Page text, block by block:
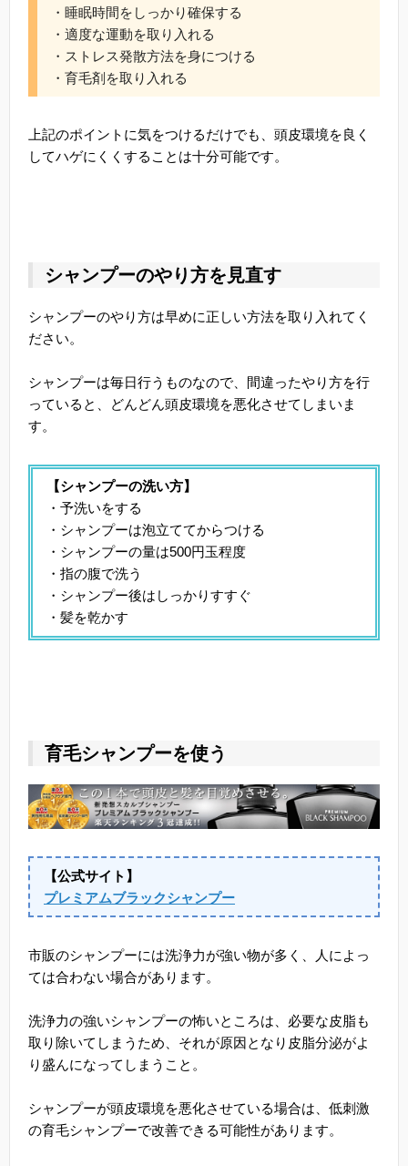
・睡眠時間をしっかり確保する
・適度な運動を取り入れる
・ストレス発散方法を身につける
・育毛剤を取り入れる
上記のポイントに気をつけるだけでも、頭皮環境を良く
してハゲにくくすることは十分可能です。
シャンプーのやり方を見直す
シャンプーのやり方は早めに正しい方法を取り入れてく
ださい。
シャンプーは毎日行うものなので、間違ったやり方を行
っていると、どんどん頭皮環境を悪化させてしまいま
す。
【シャンプーの洗い方】
・予洗いをする
・シャンプーは泡立ててからつける
・シャンプーの量は500円玉程度
・指の腹で洗う
・シャンプー後はしっかりすすぐ
・髪を乾かす
育毛シャンプーを使う
【公式サイト】
プレミアムブラックシャンプー
市販のシャンプーには洗浄力が強い物が多く、人によっ
ては合わない場合があります。
洗浄力の強いシャンプーの怖いところは、必要な皮脂も
取り除いてしまうため、それが原因となり皮脂分泌がよ
り盛んになってしまうこと。
シャンプーが頭皮環境を悪化させている場合は、低刺激
の育毛シャンプーで改善できる可能性があります。